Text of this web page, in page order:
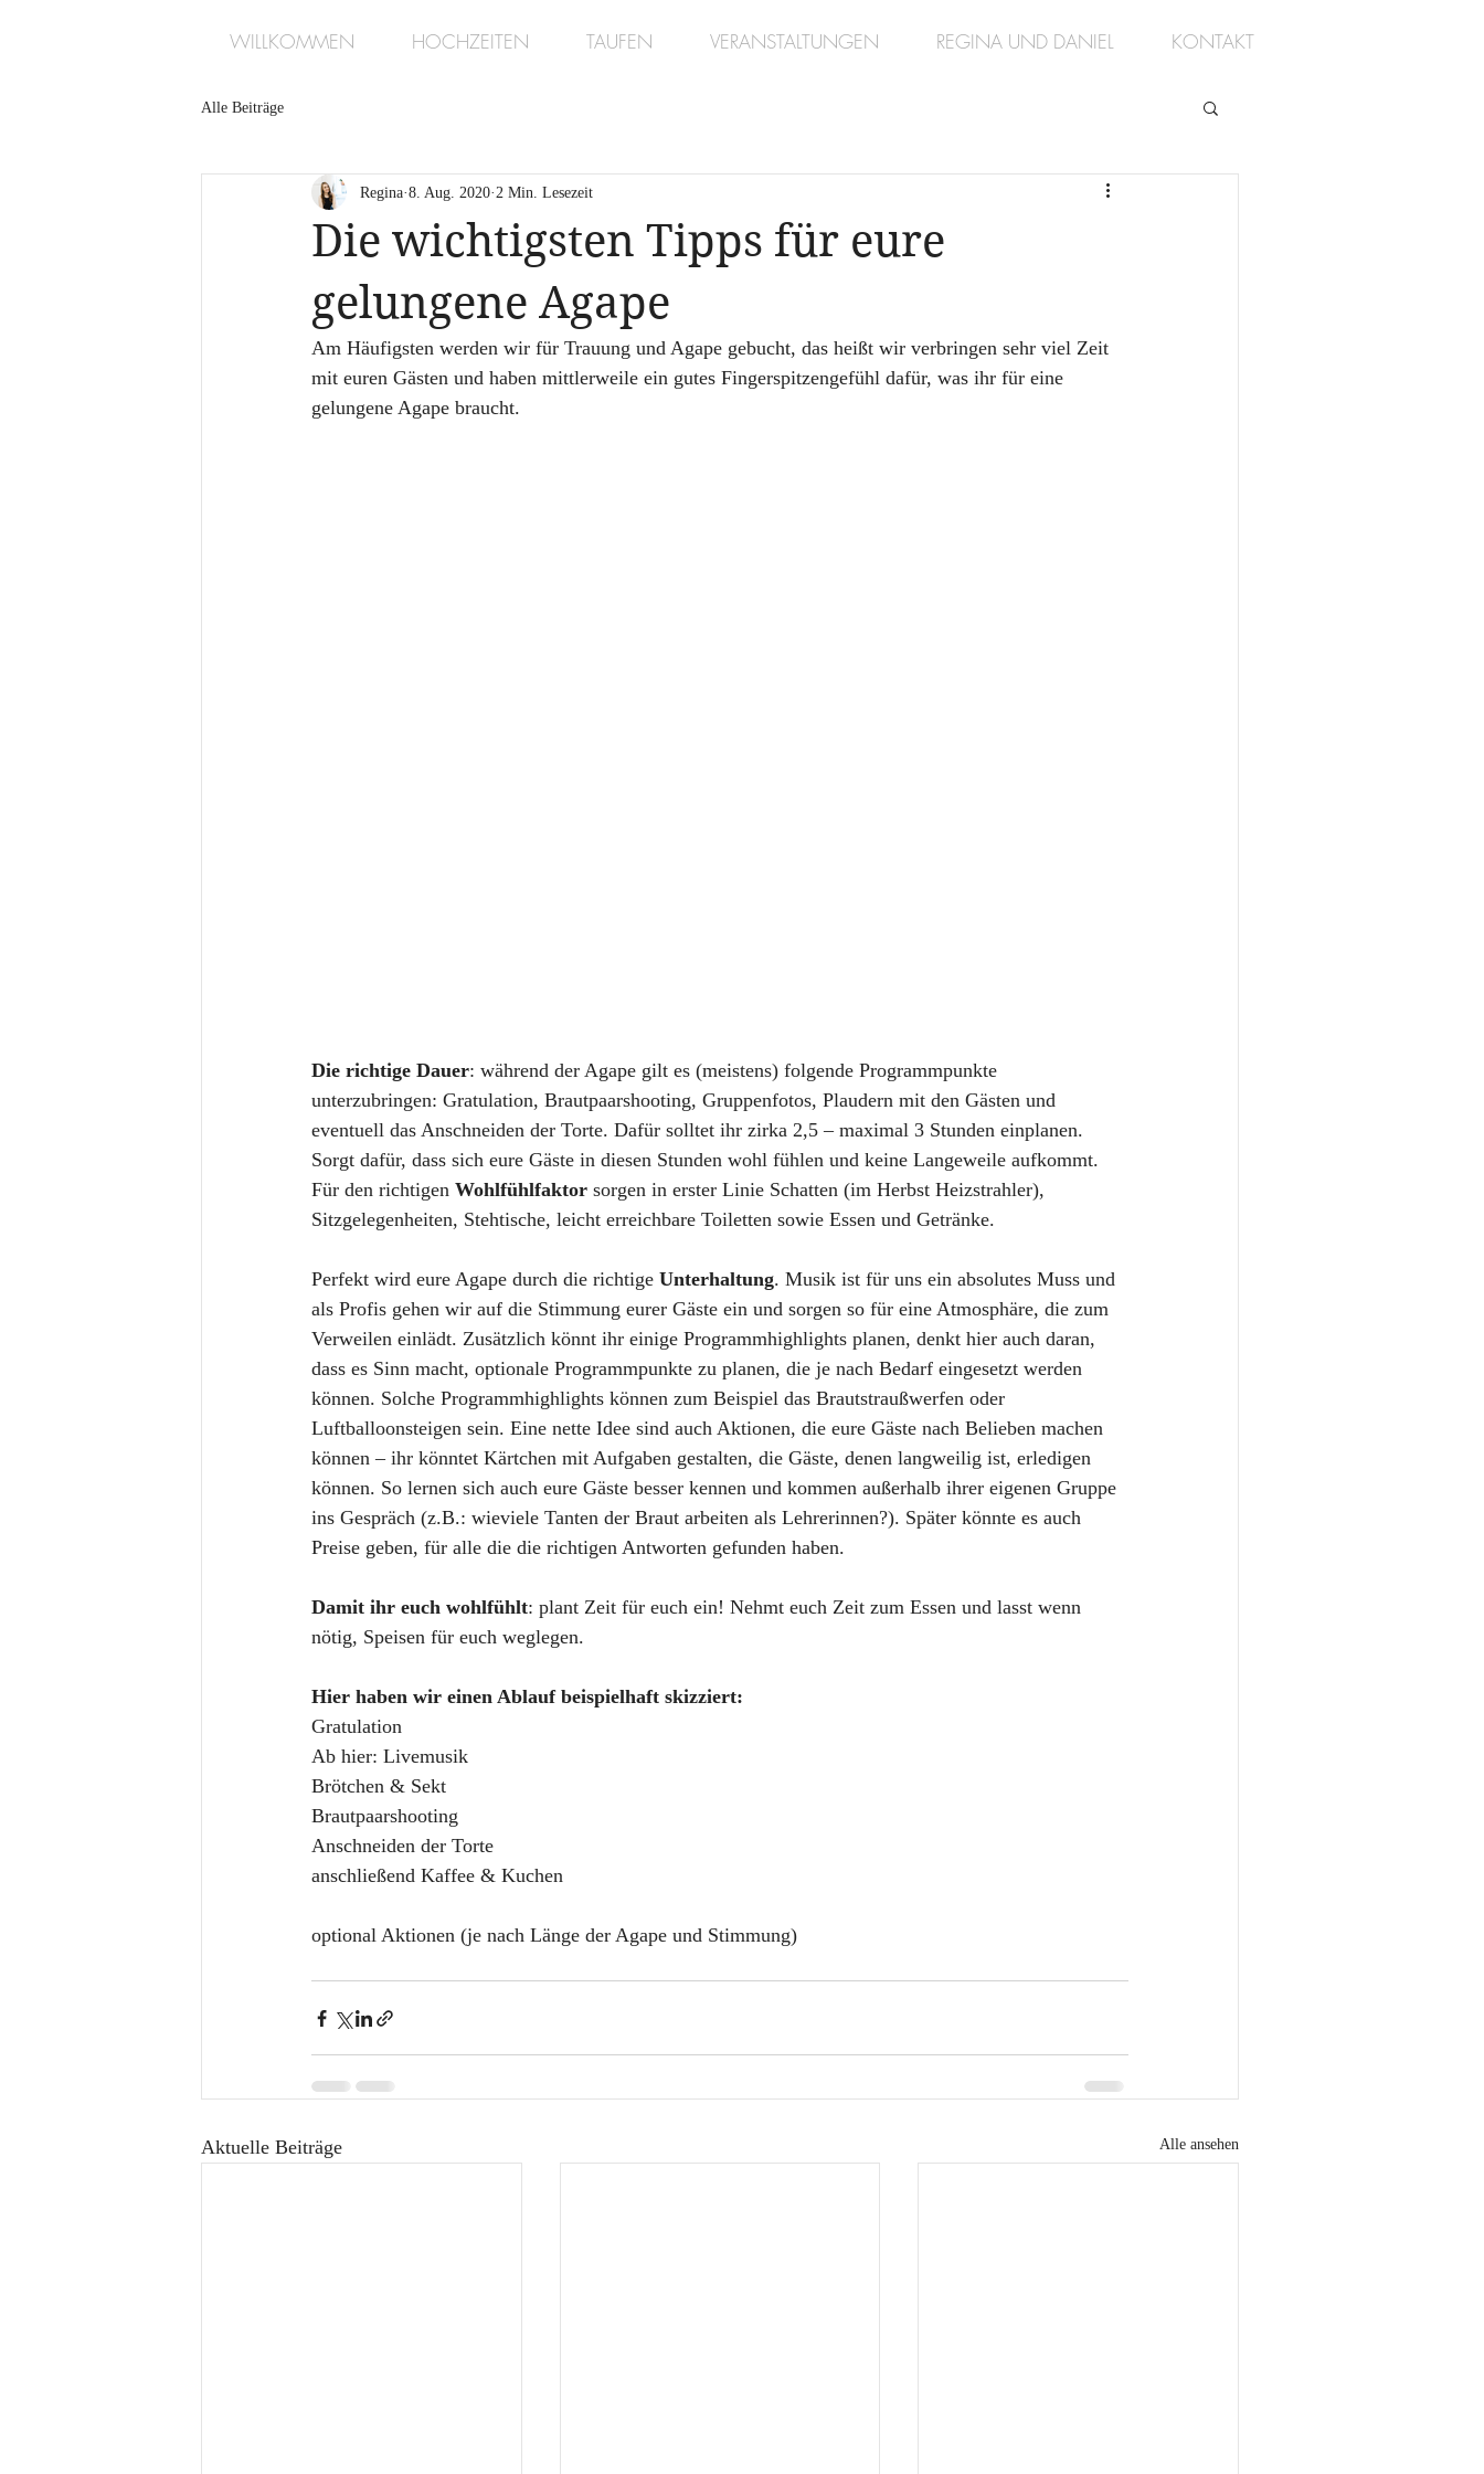
WILLKOMMEN HOCHZEITEN TAUFEN VERANSTALTUNGEN REGINA UND DANIEL KONTAKT
Alle Beiträge
Die wichtigsten Tipps für eure
gelungene Agape
Regina 8. Aug. 2020 2 Min. Lesezeit
Am Häufigsten werden wir für Trauung und Agape gebucht, das heißt wir verbringen sehr viel Zeit
mit euren Gästen und haben mittlerweile ein gutes Fingerspitzengefühl dafür, was ihr für eine
gelungene Agape braucht.
Die richtige Dauer: während der Agape gilt es (meistens) folgende Programmpunkte
unterzubringen: Gratulation, Brautpaarshooting, Gruppenfotos, Plaudern mit den Gästen und
eventuell das Anschneiden der Torte. Dafür solltet ihr zirka 2,5 – maximal 3 Stunden einplanen.
Sorgt dafür, dass sich eure Gäste in diesen Stunden wohl fühlen und keine Langeweile aufkommt.
Für den richtigen Wohlfühlfaktor sorgen in erster Linie Schatten (im Herbst Heizstrahler),
Sitzgelegenheiten, Stehtische, leicht erreichbare Toiletten sowie Essen und Getränke.
Perfekt wird eure Agape durch die richtige Unterhaltung. Musik ist für uns ein absolutes Muss und
als Profis gehen wir auf die Stimmung eurer Gäste ein und sorgen so für eine Atmosphäre, die zum
Verweilen einlädt. Zusätzlich könnt ihr einige Programmhighlights planen, denkt hier auch daran,
dass es Sinn macht, optionale Programmpunkte zu planen, die je nach Bedarf eingesetzt werden
können. Solche Programmhighlights können zum Beispiel das Brautstraußwerfen oder
Luftballoonsteigen sein. Eine nette Idee sind auch Aktionen, die eure Gäste nach Belieben machen
können – ihr könntet Kärtchen mit Aufgaben gestalten, die Gäste, denen langweilig ist, erledigen
können. So lernen sich auch eure Gäste besser kennen und kommen außerhalb ihrer eigenen Gruppe
ins Gespräch (z.B.: wieviele Tanten der Braut arbeiten als Lehrerinnen?). Später könnte es auch
Preise geben, für alle die die richtigen Antworten gefunden haben.
Damit ihr euch wohlfühlt: plant Zeit für euch ein! Nehmt euch Zeit zum Essen und lasst wenn
nötig, Speisen für euch weglegen.
Hier haben wir einen Ablauf beispielhaft skizziert:
Gratulation
Ab hier: Livemusik
Brötchen & Sekt
Brautpaarshooting
Anschneiden der Torte
anschließend Kaffee & Kuchen
optional Aktionen (je nach Länge der Agape und Stimmung)
Aktuelle Beiträge Alle ansehen